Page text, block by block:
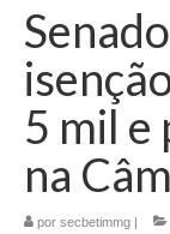
O Sindicato
Sede e
Esporte
5 mil e
na
por secbetimmg |